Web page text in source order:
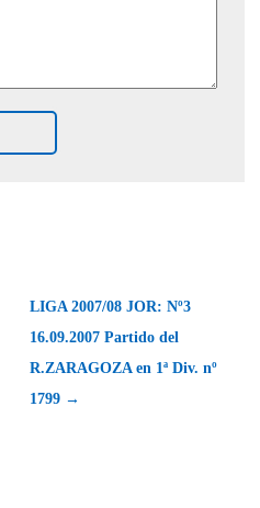
LIGA 2007/08 JOR: Nº3
16.09.2007 Partido del
R.ZARAGOZA en 1ª Div. nº
1799 →